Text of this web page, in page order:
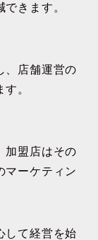
きます。
、店舗運営の
。
加盟店はその
マーケティン
して経営を始